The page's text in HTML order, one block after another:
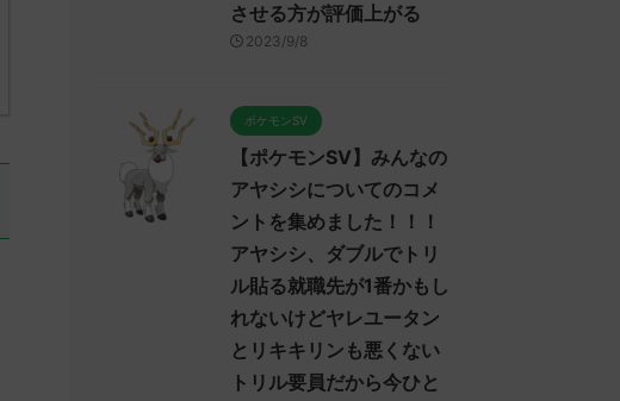
590 590 名無しさん、君に決め
goイベントでコイン簡単に集めら
れるとかじゃないと進化キツイぞ
させる方が評価上がる
2023/9/8
ポケモンSV
【ポケモンSV】みんなの
アヤシシについてのコメ
ントを集めました！！！
アヤシシ、ダブルでトリ
ル貼る就職先が1番かもし
れないけどヤレユータン
とリキキリンも悪くない
トリル要員だから今ひと